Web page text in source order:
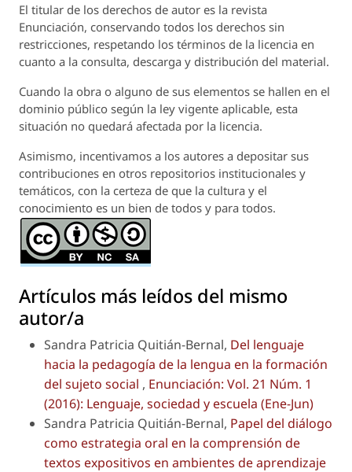
El titular de los derechos de autor es la revista
Enunciación, conservando todos los derechos sin
restricciones, respetando los términos de la licencia en
cuanto a la consulta, descarga y distribución del material.
Cuando la obra o alguno de sus elementos se hallen en el
dominio público según la ley vigente aplicable, esta
situación no quedará afectada por la licencia.
Asimismo, incentivamos a los autores a depositar sus
contribuciones en otros repositorios institucionales y
temáticos, con la certeza de que la cultura y el
conocimiento es un bien de todos y para todos.
Artículos más leídos del mismo
autor/a
Sandra Patricia Quitián-Bernal, Del lenguaje
hacia la pedagogía de la lengua en la formación
del sujeto social , Enunciación: Vol. 21 Núm. 1
(2016): Lenguaje, sociedad y escuela (Ene-Jun)
Sandra Patricia Quitián-Bernal, Papel del diálogo
como estrategia oral en la comprensión de
textos expositivos en ambientes de aprendizaje